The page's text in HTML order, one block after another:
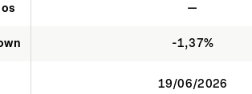
—
-1,37%
19/06/2026